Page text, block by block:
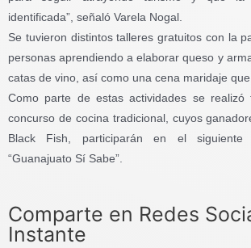
identificada”, señaló Varela Nogal.
Se tuvieron distintos talleres gratuitos con la
personas aprendiendo a elaborar queso y
catas de vino, así como una cena maridaje
Como parte de estas actividades se realizó
concurso de cocina tradicional, cuyos
Black Fish, participarán en el siguiente
“Guanajuato Sí Sabe”.
Comparte en Redes
Instante